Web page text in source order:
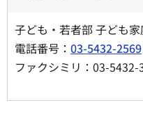
子ども・若者部 子ども
電話番号： 03-5432-2569
ファクシミリ：03-5432-